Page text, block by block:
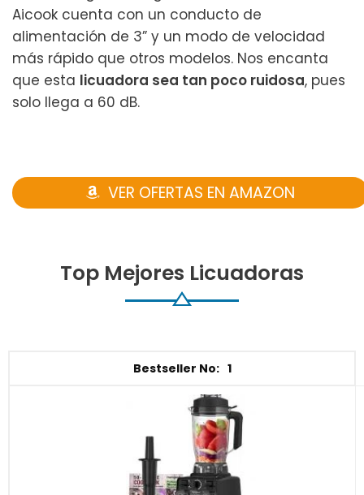
Aicook cuenta con un conducto de
alimentación de 3” y un modo de velocidad
más rápido que otros modelos. Nos encanta
que esta licuadora sea tan poco ruidosa, pues
solo llega a 60 dB.
VER OFERTAS EN AMAZON
Top Mejores Licuadoras
1